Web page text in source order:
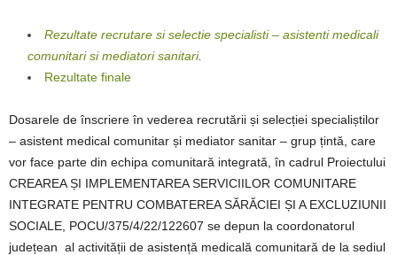
Rezultate recrutare si selectie specialisti – asistenti medicali
comunitari si mediatori sanitari.
Rezultate finale
Dosarele de înscriere în vederea recrutării și selecției specialiștilor
– asistent medical comunitar și mediator sanitar – grup țintă, care
vor face parte din echipa comunitară integrată, în cadrul Proiectului
CREAREA ȘI IMPLEMENTAREA SERVICIILOR COMUNITARE
INTEGRATE PENTRU COMBATEREA SĂRĂCIEI ȘI A EXCLUZIUNII
SOCIALE, POCU/375/4/22/122607 se depun la coordonatorul
județean al activității de asistență medicală comunitară de la sediul